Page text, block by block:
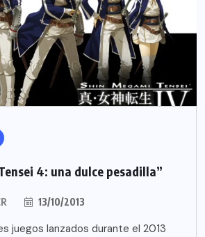
4: una dulce pesadilla”
13/10/2013
juegos lanzados durante el 2013